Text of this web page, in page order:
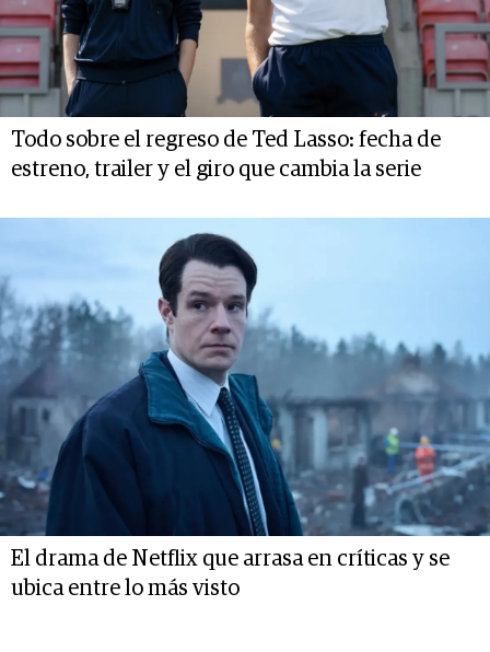
Todo sobre el regreso de Ted Lasso: fecha de
estreno, trailer y el giro que cambia la serie
El drama de Netflix que arrasa en críticas y se
ubica entre lo más visto